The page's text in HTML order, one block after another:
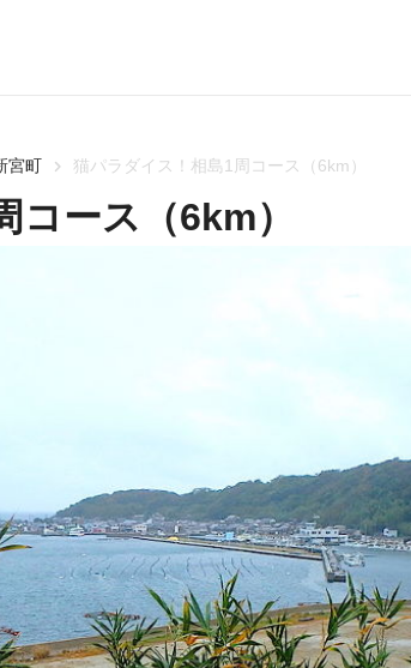
宮町 猫パラダイス！相島1周コース（6km）
ース（6km）